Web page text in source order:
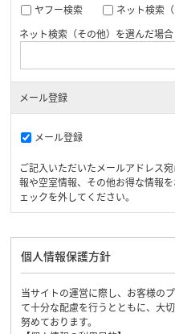
ヤフー検索
ネット検索（
ネット検索（その他）を選んだ場合
メール登録
メール登録
ご記入いただいたメールアドレス
報や空室情報、その他お得な情報
ェックを外してください。
個人情報保護方針
当サイトの運営に際し、お客様の
て十分な配慮を行うとともに、大
努めております。